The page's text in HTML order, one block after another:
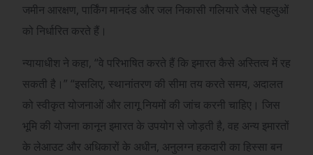
जमीन आरक्षण, पार्किंग मानदंड और जल निकासी गलियारे जैसे पहलुओं
को निर्धारित करते हैं।
न्यायाधीश ने कहा, “वे परिभाषित करते हैं कि इमारत कैसे अस्तित्व में रह
सकती है।” “इसलिए, स्थानांतरण की सीमा तय करते समय, अदालत
को स्वीकृत योजनाओं और लागू नियमों की जांच करनी चाहिए। जिस
भूमि की योजना कानून इमारत के उपयोग से जोड़ती है, वह अन्य इमारतों
के लेआउट और अधिकारों के अधीन, अनुलग्न हकदारी का हिस्सा बन